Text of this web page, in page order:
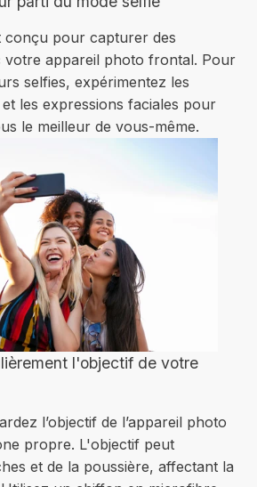
conçu pour capturer des
votre appareil photo frontal. Pour
selfies, expérimentez les
les expressions faciales pour
le meilleur de vous-même.
l'objectif de votre
l’objectif de l’appareil photo
propre. L'objectif peut
et de la poussière, affectant la